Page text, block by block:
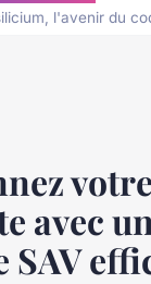
l'avenir du
avec